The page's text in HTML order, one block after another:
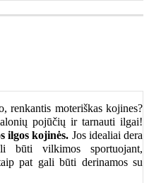
renkantis moteriškas kojines?
pojūčių ir tarnauti ilgai!
ilgos kojinės. Jos idealiai dera
būti vilkimos sportuojant,
pat gali būti derinamos su